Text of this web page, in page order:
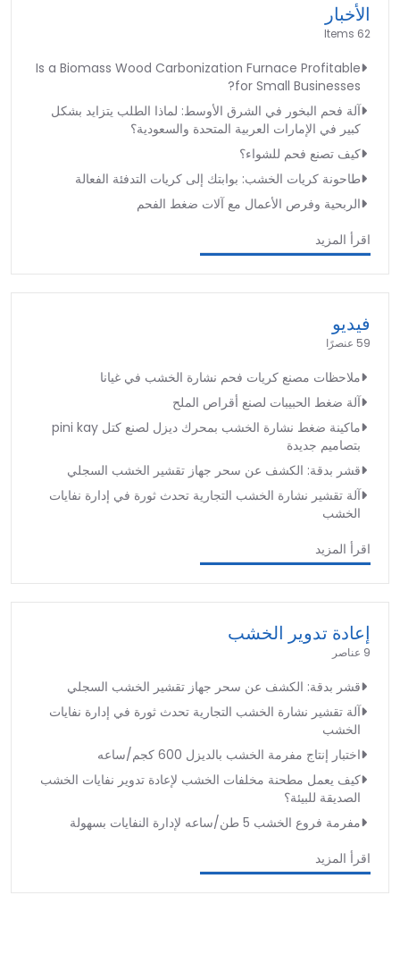
الأخبار
62 Items
Is a Biomass Wood Carbonization Furnace Profitable
for Small Businesses?
آلة فحم البخور في الشرق الأوسط: لماذا الطلب يتزايد بشكل
كبير في الإمارات العربية المتحدة والسعودية؟
كيف تصنع فحم للشواء؟
طاحونة كريات الخشب: بوابتك إلى كريات التدفئة الفعالة
الربحية وفرص الأعمال مع آلات ضغط الفحم
اقرأ المزيد
فيديو
59 عنصرًا
ملاحظات مصنع كريات فحم نشارة الخشب في غيانا
آلة ضغط الحبيبات لصنع أقراص الملح
ماكينة ضغط نشارة الخشب بمحرك ديزل لصنع كتل pini kay
بتصاميم جديدة
قشر بدقة: الكشف عن سحر جهاز تقشير الخشب السجلي
آلة تقشير نشارة الخشب التجارية تحدث ثورة في إدارة نفايات
الخشب
اقرأ المزيد
إعادة تدوير الخشب
9 عناصر
قشر بدقة: الكشف عن سحر جهاز تقشير الخشب السجلي
آلة تقشير نشارة الخشب التجارية تحدث ثورة في إدارة نفايات
الخشب
اختبار إنتاج مفرمة الخشب بالديزل 600 كجم/ساعه
كيف يعمل مطحنة مخلفات الخشب لإعادة تدوير نفايات الخشب
الصديقة للبيئة؟
مفرمة فروع الخشب 5 طن/ساعه لإدارة النفايات بسهولة
اقرأ المزيد